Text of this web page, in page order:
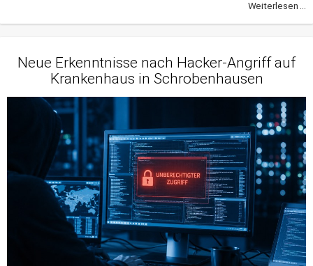
Weiterlesen ...
Neue Erkenntnisse nach Hacker-Angriff auf
Krankenhaus in Schrobenhausen